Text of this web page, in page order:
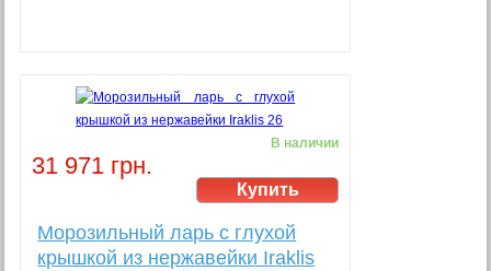
31 971 грн.
В наличии
Морозильный ларь с глухой
крышкой из нержавейки Iraklis